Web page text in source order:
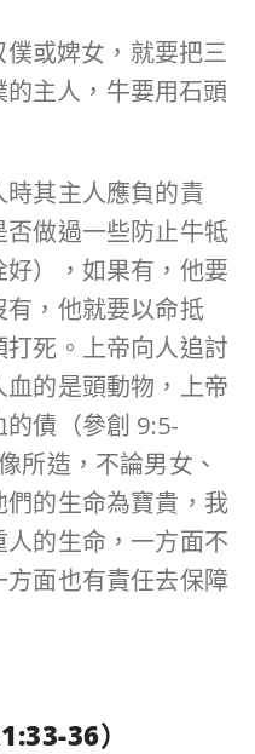
或婢女，就要把三
主人，牛要用石頭
其主人應負的責
做過一些防止牛牴
），如果有，他要
，他就要以命抵
死。上帝向人追討
的是頭動物，上帝
債（參創 9:5-
所造，不論男女、
的生命為寶貴，我
的生命，一方面不
面也有責任去保障
36）